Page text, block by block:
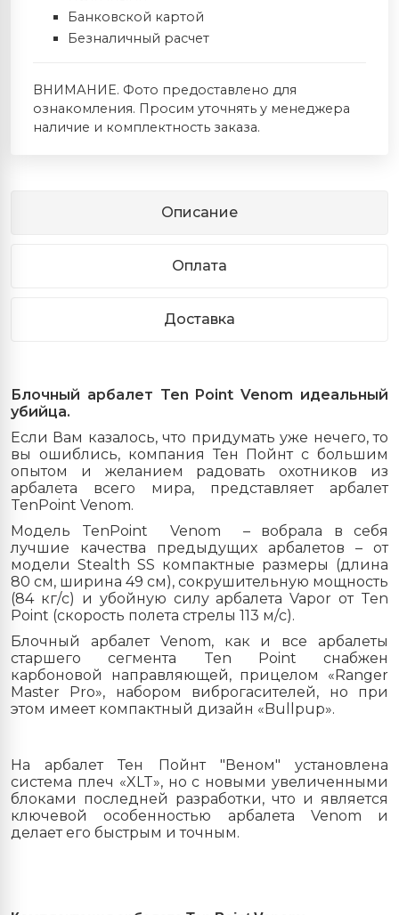
Банковской картой
Безналичный расчет
ВНИМАНИЕ. Фото предоставлено для
ознакомления. Просим уточнять у менеджера
наличие и комплектность заказа.
Описание
Оплата
Доставка
Блочный арбалет Ten Point Venom идеальный
убийца.
Если Вам казалось, что придумать уже нечего, то
вы ошиблись, компания Тен Пойнт с большим
опытом и желанием радовать охотников из
арбалета всего мира, представляет арбалет
TenPoint Venom.
Модель TenPoint Venom – вобрала в себя
лучшие качества предыдущих арбалетов – от
модели Stealth SS компактные размеры (длина
80 см, ширина 49 см), сокрушительную мощность
(84 кг/с) и убойную силу арбалета Vapor от Ten
Point (скорость полета стрелы 113 м/с).
Блочный арбалет Venom, как и все арбалеты
старшего сегмента Ten Point снабжен
карбоновой направляющей, прицелом «Ranger
Master Pro», набором виброгасителей, но при
этом имеет компактный дизайн «Bullpup».
На арбалет Тен Пойнт "Веном" установлена
система плеч «XLT», но с новыми увеличенными
блоками последней разработки, что и является
ключевой особенностью арбалета Venom и
делает его быстрым и точным.